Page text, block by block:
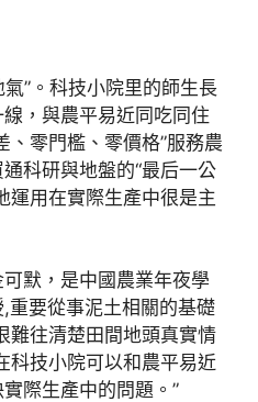
氣”。科技小院里的師生長
，與農平易近同吃同住
、零門檻、零價格”服務農
科研與地盤的“最后一公
運用在實際生產中很是主
默，是中國農業年夜學
重要從事泥土相關的基礎
難往清楚田間地頭真實情
科技小院可以和農平易近
際生產中的問題。”